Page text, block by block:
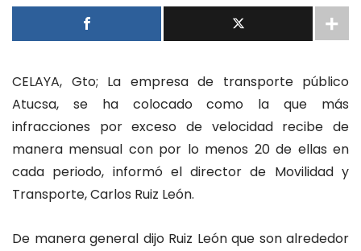
CELAYA, Gto; La empresa de transporte público
Atucsa, se ha colocado como la que más
infracciones por exceso de velocidad recibe de
manera mensual con por lo menos 20 de ellas en
cada periodo, informó el director de Movilidad y
Transporte, Carlos Ruiz León.
De manera general dijo Ruiz León que son alrededor